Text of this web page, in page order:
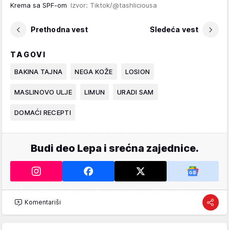
Krema sa SPF-om Izvor: Tiktok/@tashliciousa
Prethodna vest Sledeća vest
TAGOVI
BAKINA TAJNA NEGA KOŽE LOSION
MASLINOVO ULJE LIMUN URADI SAM
DOMAĆI RECEPTI
Budi deo Lepa i srećna zajednice.
Komentariši